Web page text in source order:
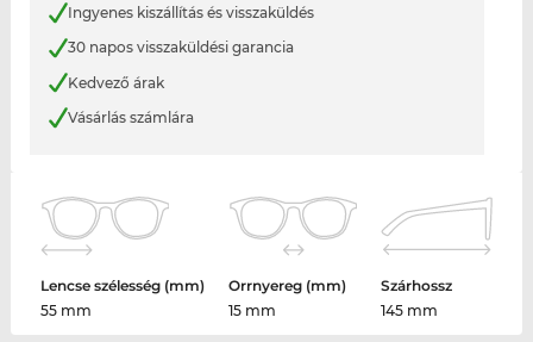
Ingyenes kiszállítás és visszaküldés
30 napos visszaküldési garancia
Kedvező árak
Vásárlás számlára
Lencse szélesség (mm)
55 mm
Orrnyereg (mm)
15 mm
Szárhossz
145 mm